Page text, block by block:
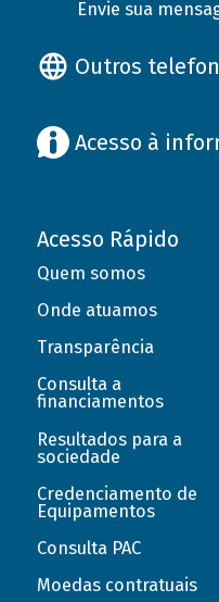
Envie sua
Outros
Acesso à
Acesso Rápido
Quem somos
Onde atuamos
Transparência
Consulta a
financiamentos
Resultados para a
sociedade
Credenciamento de
Equipamentos
Consulta PAC
Moedas contratuais